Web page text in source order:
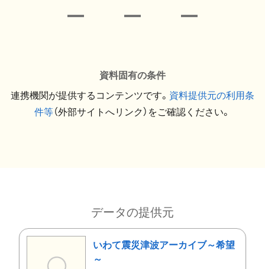
資料固有の条件
連携機関が提供するコンテンツです。 資料提供元の利用条
件等（外部サイトへリンク）をご確認ください。
データの提供元
いわて震災津波アーカイブ～希望
～